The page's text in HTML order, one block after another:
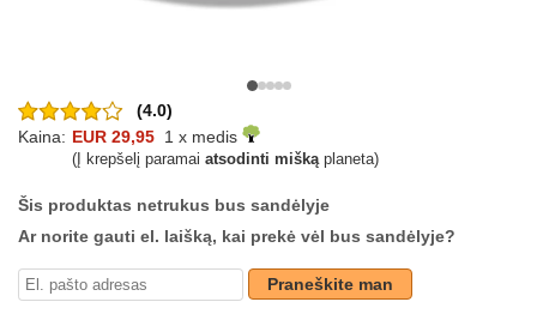
(4.0)
Kaina: EUR 29,95 1 x medis
(Į krepšelį paramai atsodinti miškąplaneta)
Šis produktas netrukus bus sandėlyje
Ar norite gauti el. laišką, kai prekė vėl bus sandėlyje?
Praneškite man